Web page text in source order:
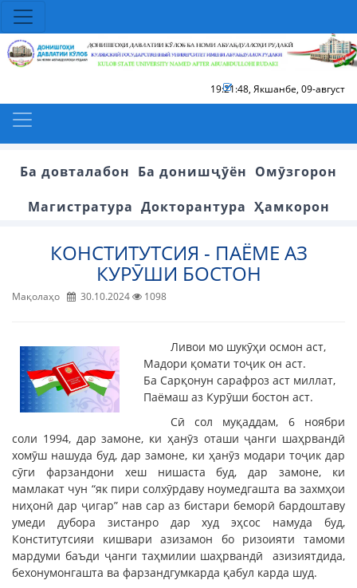
19:21:49, Якшанбе, 09-август
Ба довталабон Ба донишҷӯён Омӯзгорон
Магистратура Докторантура Ҳамкорон
КОНСТИТУТСИЯ - ПАЁМЕ АЗ
КУРӮШИ БОСТОН
Мақолаҳо 30.10.2024 1098
Ливои мо шукӯҳи осмон аст,
Мадори қомати тоҷик он аст.
Ба Сарқонун сарафроз аст миллат,
Паёмаш аз Курӯши бостон аст.
Сӣ сол муқаддам, 6 ноябри
соли 1994, дар замоне, ки ҳанӯз оташи ҷанги шаҳрвандӣ
хомӯш нашуда буд, дар замоне, ки ҳанӯз модари тоҷик дар
сӯги фарзандони хеш нишаста буд, дар замоне, ки
мамлакат чун “як пири солхӯрдаву ноумедгашта ва захмҳои
ниҳонӣ дар ҷигар” нав сар аз бистари беморӣ бардоштаву
умеди дубора зистанро дар худ эҳсос намуда буд,
Конститутсияи кишвари азизамон бо ризоияти тамоми
мардуми баъди ҷанги таҳмилии шаҳрвандӣ азизиятдида,
бехонумонгашта ва фарзандгумкарда қабул карда шуд.